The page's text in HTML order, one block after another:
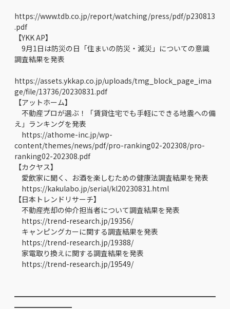
https://www.tdb.co.jp/report/watching/press/pdf/p230813
.pdf
【YKK AP】
9月1日は防災の日「住まいの防災・減災」についての意識
調査結果を発表
https://assets.ykkap.co.jp/uploads/tmg_block_page_ima
ge/file/13736/20230831.pdf
【アットホーム】
不動産プロが選ぶ！「賃貸住宅でも手軽にできる地震への備
え」ランキングを発表
https://athome-inc.jp/wp-
content/themes/news/pdf/pro-ranking02-202308/pro-
ranking02-202308.pdf
【カクヤス】
愛飲家に聞く、お酒を楽しむための健康法調査結果を発表
https://kakulabo.jp/serial/kl20230831.html
【日本トレンドリサーチ】
不動産売却の仲介担当者について調査結果を発表
https://trend-research.jp/19356/
キャンピングカーに関する調査結果を発表
https://trend-research.jp/19388/
家電取り換えに関する調査結果を発表
https://trend-research.jp/19549/
━━━━━━━━━━━━━━━━━━━━━━━━━━━━
━━━━━━━━